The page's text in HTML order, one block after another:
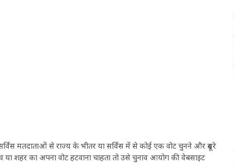
मतदाताओं से राज्य के भीतर या सर्विस में से कोई एक वोट चुनने और दूसरे
शहर का अपना वोट हटवाना चाहता तो उसे चुनाव आयोग की वेबसाइट